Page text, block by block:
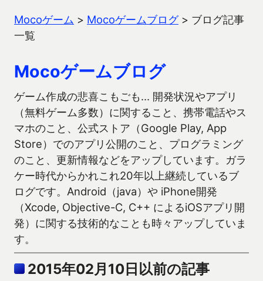
Mocoゲーム > Mocoゲームブログ> ブログ記事
一覧
Mocoゲームブログ
ゲーム作成の悲喜こもごも… 開発状況やアプリ
（無料ゲーム多数）に関すること、携帯電話やス
マホのこと、公式ストア（Google Play, App
Store）でのアプリ公開のこと、プログラミング
のこと、更新情報などをアップしています。ガラ
ケー時代からかれこれ20年以上継続しているブ
ログです。Android（java）や iPhone開発
（Xcode, Objective-C, C++ によるiOSアプリ開
発）に関する技術的なことも時々アップしていま
す。
2015年02月10日以前の記事